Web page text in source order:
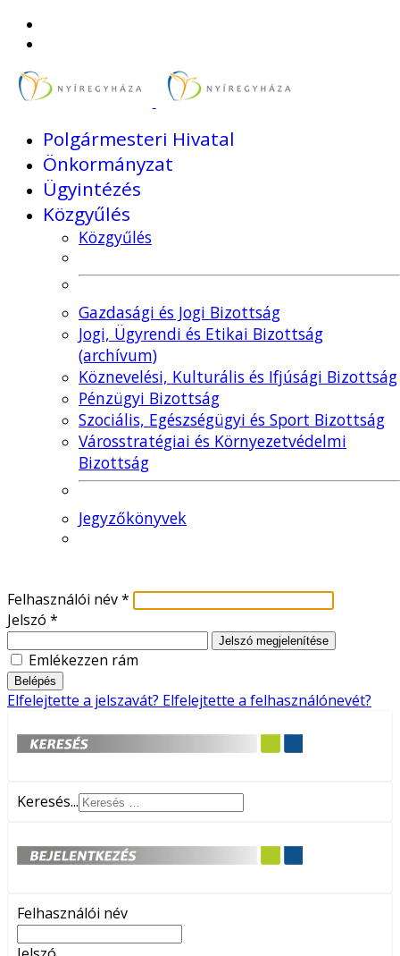
Polgármesteri Hivatal
Önkormányzat
Ügyintézés
Közgyűlés
Közgyűlés
Gazdasági és Jogi Bizottság
Jogi, Ügyrendi és Etikai Bizottság
(archívum)
Köznevelési, Kulturális és Ifjúsági Bizottság
Pénzügyi Bizottság
Szociális, Egészségügyi és Sport Bizottság
Városstratégiai és Környezetvédelmi
Bizottság
Jegyzőkönyvek
Felhasználói név*
Jelszó *
Jelszó megjelenítése
Emlékezzen rám
Belépés
Elfelejtette a jelszavát? Elfelejtette a felhasználónevét?
Keresés...
Felhasználói név